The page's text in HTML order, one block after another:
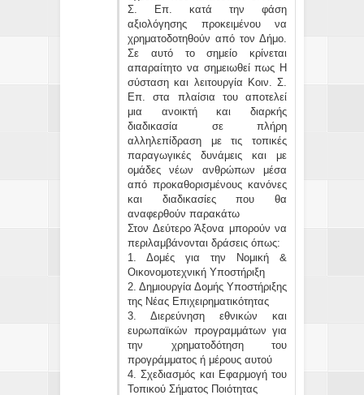
Σ. Επ. κατά την φάση
αξιολόγησης προκειμένου να
χρηματοδοτηθούν από τον Δήμο.
Σε αυτό το σημείο κρίνεται
απαραίτητο να σημειωθεί πως Η
σύσταση και λειτουργία Κοιν. Σ.
Επ. στα πλαίσια του αποτελεί
μια ανοικτή και διαρκής
διαδικασία σε πλήρη
αλληλεπίδραση με τις τοπικές
παραγωγικές δυνάμεις και με
ομάδες νέων ανθρώπων μέσα
από προκαθορισμένους κανόνες
και διαδικασίες που θα
αναφερθούν παρακάτω
Στον Δεύτερο Άξονα μπορούν να
περιλαμβάνονται δράσεις όπως:
1. Δομές για την Νομική &
Οικονομοτεχνική Υποστήριξη
2. Δημιουργία Δομής Υποστήριξης
της Νέας Επιχειρηματικότητας
3. Διερεύνηση εθνικών και
ευρωπαϊκών προγραμμάτων για
την χρηματοδότηση του
προγράμματος ή μέρους αυτού
4. Σχεδιασμός και Εφαρμογή του
Τοπικού Σήματος Ποιότητας